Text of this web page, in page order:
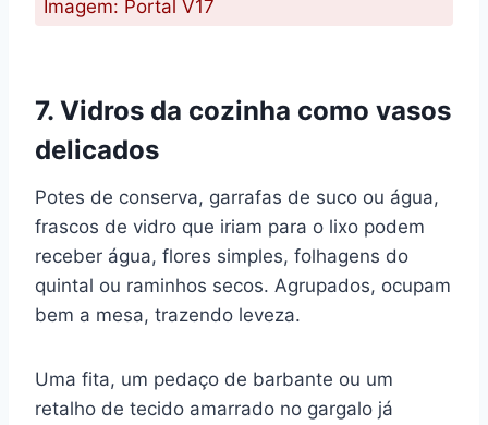
Imagem: Portal V17
7. Vidros da cozinha como vasos
delicados
Potes de conserva, garrafas de suco ou água,
frascos de vidro que iriam para o lixo podem
receber água, flores simples, folhagens do
quintal ou raminhos secos. Agrupados, ocupam
bem a mesa, trazendo leveza.
Uma fita, um pedaço de barbante ou um
retalho de tecido amarrado no gargalo já